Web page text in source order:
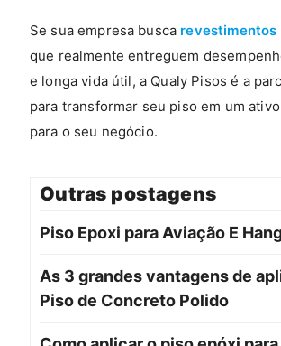
Se sua empresa busca
que realmente entreguem
e longa vida útil, a Qualy Pisos é a
para transformar seu piso em um
para o seu negócio.
Outras postagens
Piso Epoxi para Aviação E
As 3 grandes vantagens de
Piso de Concreto Polido